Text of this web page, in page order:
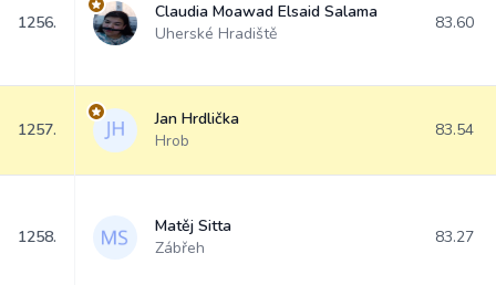
1256.
Claudia Moawad Elsaid Salama
Uherské Hradiště
83.60
1257.
Jan Hrdlička
Hrob
83.54
1258.
Matěj Sitta
Zábřeh
83.27